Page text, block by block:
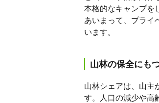
本格的なキャンプを
あいまって、プライ
います。
山林の保全にも
山林シェアは、山主
す。人口の減少や高